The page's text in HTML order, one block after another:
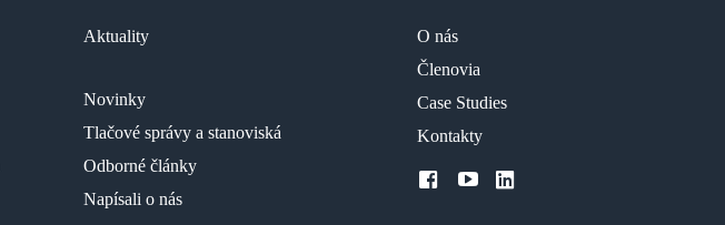
Aktuality
Novinky
Tlačové správy a stanoviská
Odborné články
Napísali o nás
O nás
Členovia
Case Studies
Kontakty
facebookyoutubeLinkedIn